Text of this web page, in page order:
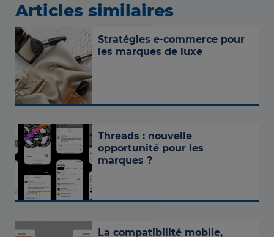
Articles similaires
Stratégies e-commerce pour
les marques de luxe
Threads : nouvelle
opportunité pour les
marques ?
La compatibilité mobile,